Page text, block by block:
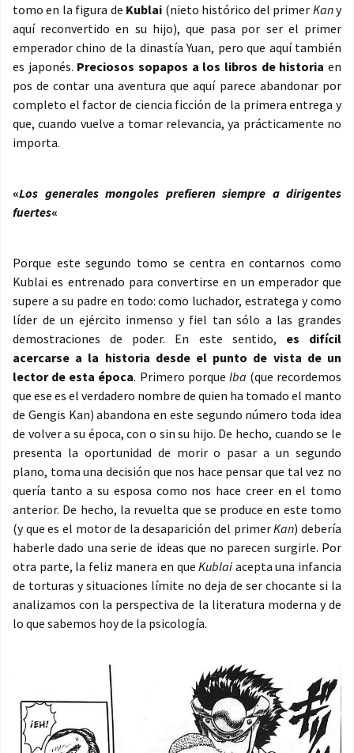
tomo en la figura de Kublai (nieto histórico del primer Kany
aquí reconvertido en su hijo), que pasa por ser el primer
emperador chino de la dinastía Yuan, pero que aquí también
es japonés. Preciosos sopapos a los libros de historia en
pos de contar una aventura que aquí parece abandonar por
completo el factor de ciencia ficción de la primera entrega y
que, cuando vuelve a tomar relevancia, ya prácticamente no
importa.
«Los generales mongoles prefieren siempre a dirigentes
fuertes«
Porque este segundo tomo se centra en contarnos como
Kublai es entrenado para convertirse en un emperador que
supere a su padre en todo: como luchador, estratega y como
líder de un ejército inmenso y fiel tan sólo a las grandes
demostraciones de poder. En este sentido, es difícil
acercarse a la historia desde el punto de vista de un
lector de esta época. Primero porque Iba (que recordemos
que ese es el verdadero nombre de quien ha tomado el manto
de Gengis Kan) abandona en este segundo número toda idea
de volver a su época, con o sin su hijo. De hecho, cuando se le
presenta la oportunidad de morir o pasar a un segundo
plano, toma una decisión que nos hace pensar que tal vez no
quería tanto a su esposa como nos hace creer en el tomo
anterior. De hecho, la revuelta que se produce en este tomo
(y que es el motor de la desaparición del primerKan) debería
haberle dado una serie de ideas que no parecen surgirle. Por
otra parte, la feliz manera en queKublai acepta una infancia
de torturas y situaciones límite no deja de ser chocante si la
analizamos con la perspectiva de la literatura moderna y de
lo que sabemos hoy de la psicología.